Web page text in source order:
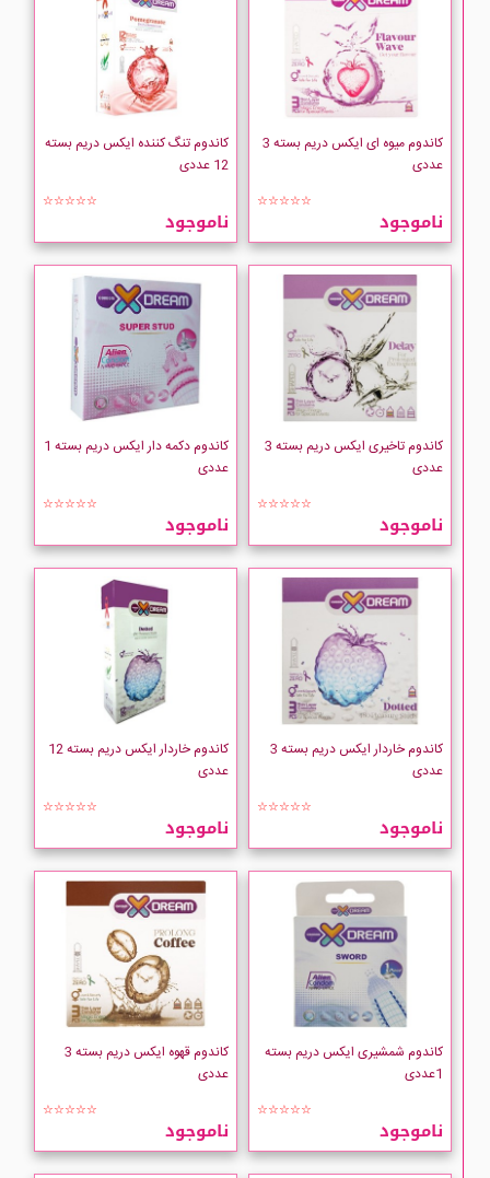
کاندوم میوه ای ایکس دریم بسته 3
عددی
☆☆☆☆☆
ناموجود
کاندوم تنگ کننده ایکس دریم بسته
12 عددی
☆☆☆☆☆
ناموجود
کاندوم تاخیری ایکس دریم بسته 3
عددی
☆☆☆☆☆
ناموجود
کاندوم دکمه دار ایکس دریم بسته 1
عددی
☆☆☆☆☆
ناموجود
کاندوم خاردار ایکس دریم بسته 3
عددی
☆☆☆☆☆
ناموجود
کاندوم خاردار ایکس دریم بسته 12
عددی
☆☆☆☆☆
ناموجود
کاندوم شمشیری ایکس دریم بسته
1عددی
☆☆☆☆☆
ناموجود
کاندوم قهوه ایکس دریم بسته 3
عددی
☆☆☆☆☆
ناموجود